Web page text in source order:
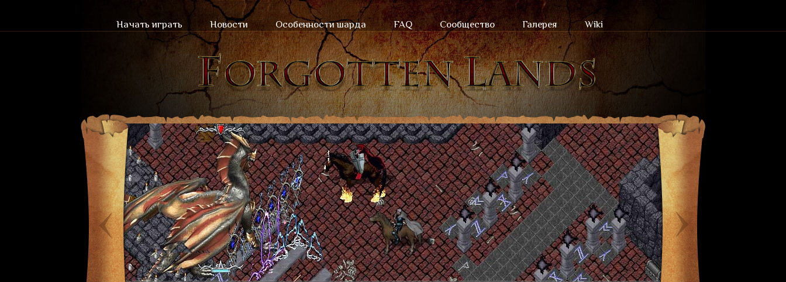
Начать играть Новости Особенности шарда FAQ Сообщество Галерея Wiki